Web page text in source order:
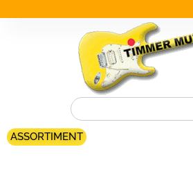
ASSORTIMENT